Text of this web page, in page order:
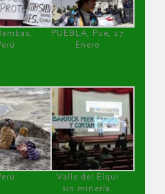
PUEBLA, Pue, 27
Enero
Valle del Elqui
sin minería.